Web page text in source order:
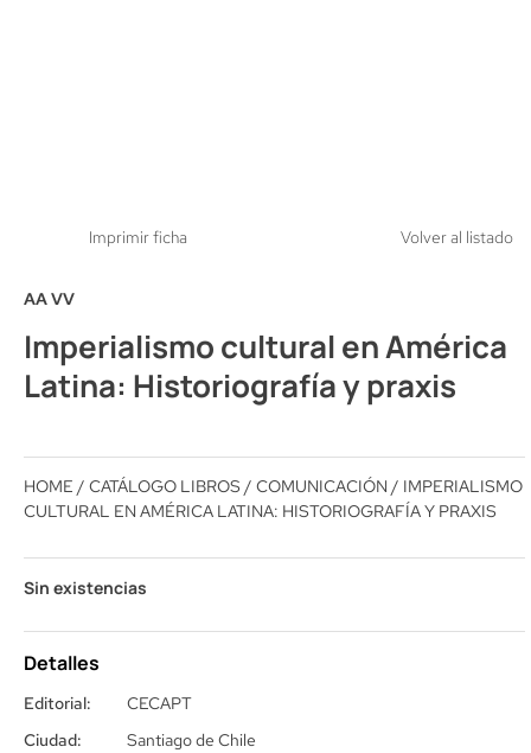
Imprimir ficha Volver al listado
AA VV
Imperialismo cultural en América
Latina: Historiografía y praxis
HOME / CATÁLOGO LIBROS / COMUNICACIÓN / IMPERIALISMO
CULTURAL EN AMÉRICA LATINA: HISTORIOGRAFÍA Y PRAXIS
Sin existencias
Detalles
Editorial:
Ciudad:
CECAPT
Santiago de Chile